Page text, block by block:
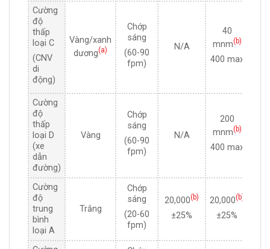
Cường
độ
thấp
loại C
(CNV
di
động)
Vàng/xanh
dương(a)
Chớp
sáng
(60-90
fpm)
N/A
40
mnm(b)
400 max
Cường
độ
thấp
loại D
(xe
dẫn
đường)
Vàng
Chớp
sáng
(60-90
fpm)
N/A
200
mnm(b)
400 max
Cường
độ
trung
bình
loại A
Trắng
Chớp
sáng
(20-60
fpm)
20,000(b)
±25%
20,000(b)
±25%